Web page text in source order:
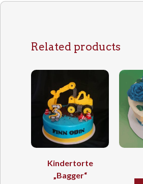
Related products
Kindertorte
„Bagger“